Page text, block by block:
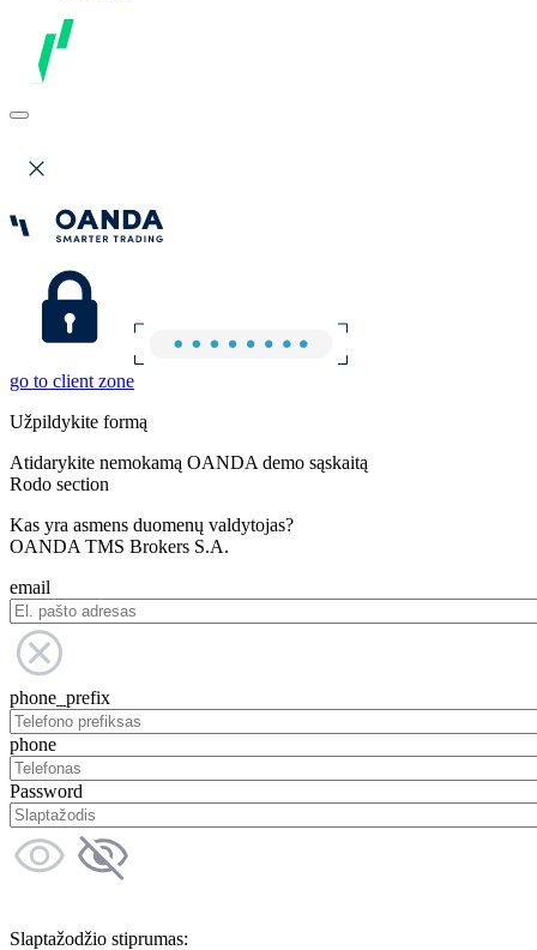
go to client zone
Užpildykite formą
Atidarykite nemokamą OANDA demo sąskaitą
Rodo section
Kas yra asmens duomenų valdytojas?
OANDA TMS Brokers S.A.
email
phone_prefix
phone
Password
Slaptažodžio stiprumas: